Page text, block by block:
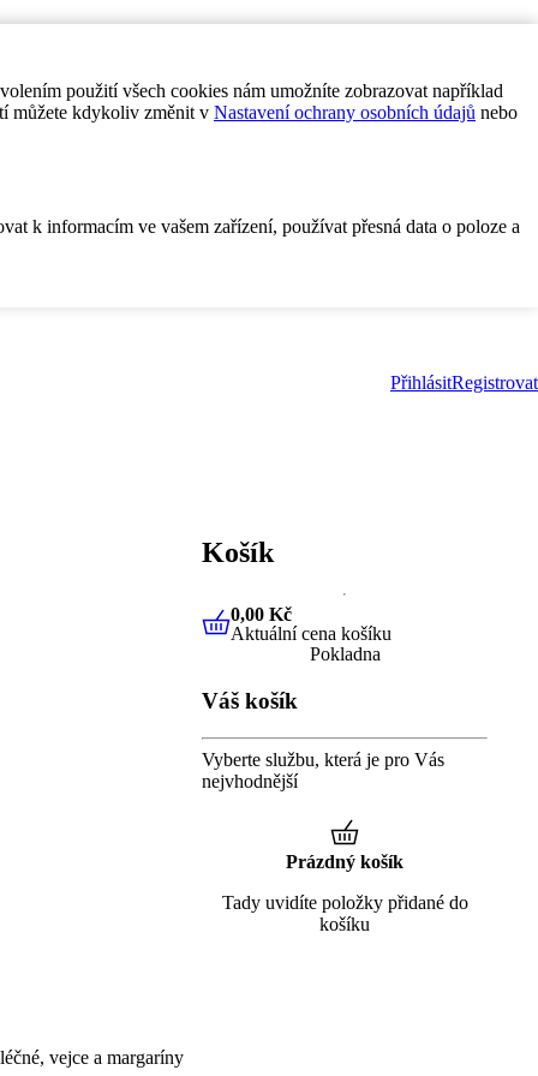
použití všech cookies nám umožníte zobrazovat například
můžete kdykoliv změnit v Nastavení ochrany osobních údajů nebo
k informacím ve vašem zařízení, používat přesná data o poloze a
PřihlásitRegistrovat
vejce a margaríny
Košík
0,00 KčAktuální cena košíku
0,00 Kč
Aktuální cena košíku
Pokladna
Váš košík
Vyberte službu, která je pro Vás
nejvhodnější
Prázdný košík
Tady uvidíte položky přidané do
košíku